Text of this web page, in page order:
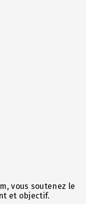
vous soutenez le
et objectif.